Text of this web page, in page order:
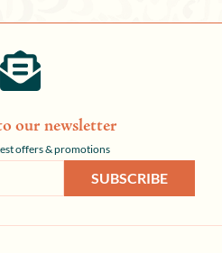
our newsletter
offers & promotions
SUBSCRIBE